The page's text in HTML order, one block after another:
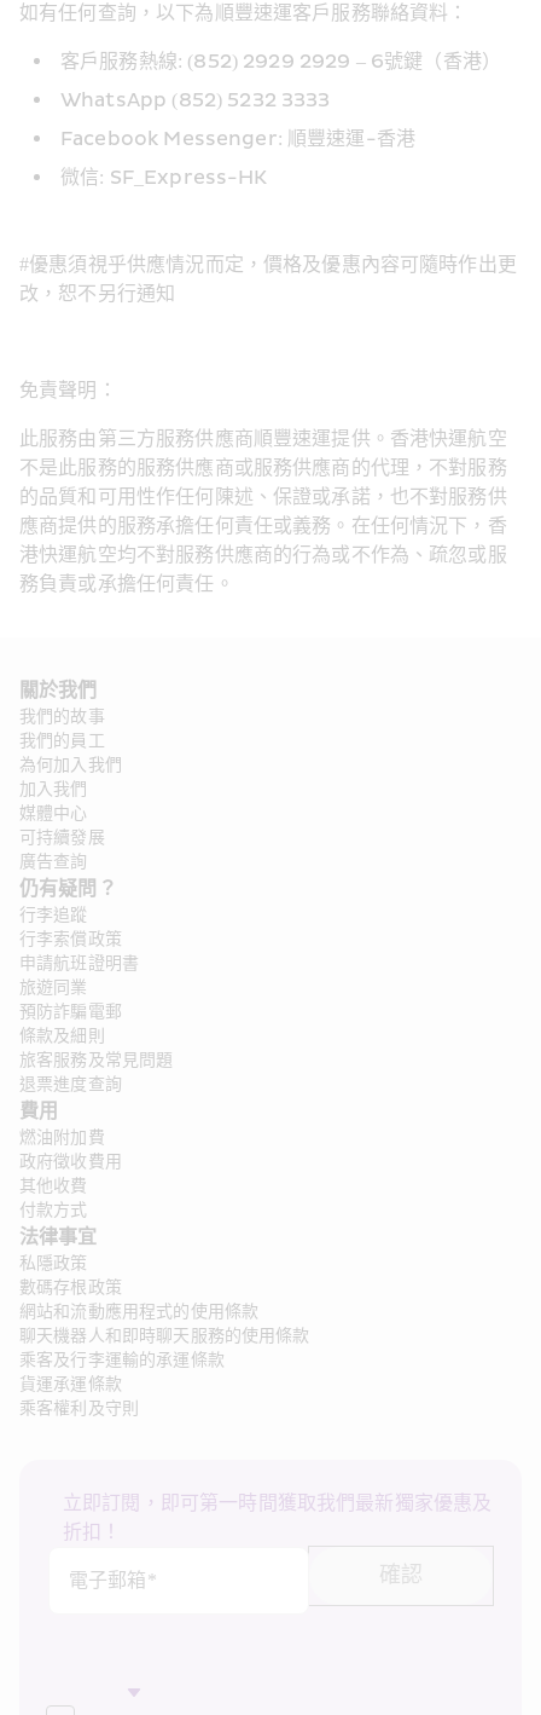
如有任何查詢，以下為順豐速運客戶服務聯絡資料：
客戶服務熱線: (852) 2929 2929 – 6號鍵（香港）
WhatsApp (852) 5232 3333
Facebook Messenger: 順豐速運-香港
微信: SF_Express-HK
#優惠須視乎供應情況而定，價格及優惠內容可隨時作出更
改，恕不另行通知
免責聲明：
此服務由第三方服務供應商順豐速運提供。香港快運航空
不是此服務的服務供應商或服務供應商的代理，不對服務
的品質和可用性作任何陳述、保證或承諾，也不對服務供
應商提供的服務承擔任何責任或義務。在任何情況下，香
港快運航空均不對服務供應商的行為或不作為、疏忽或服
務負責或承擔任何責任。
關於我們
我們的故事
我們的員工
為何加入我們
加入我們
媒體中心
可持續發展
廣告查詢
仍有疑問？
行李追蹤
行李索償政策
申請航班證明書
旅遊同業
預防詐騙電郵
條款及細則
旅客服務及常見問題
退票進度查詢
費用
燃油附加費
政府徵收費用
其他收費
付款方式
法律事宜
私隱政策
數碼存根政策
網站和流動應用程式的使用條款
聊天機器人和即時聊天服務的使用條款
乘客及行李運輸的承運條款
貨運承運條款
乘客權利及守則
立即訂閱，即可第一時間獲取我們最新獨家優惠及
折扣！
電子郵箱*
確認